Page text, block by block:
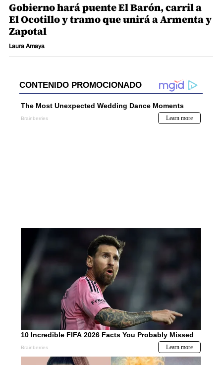
Gobierno hará puente El Barón, carril a
El Ocotillo y tramo que unirá a Armenta y
Zapotal
Laura Amaya